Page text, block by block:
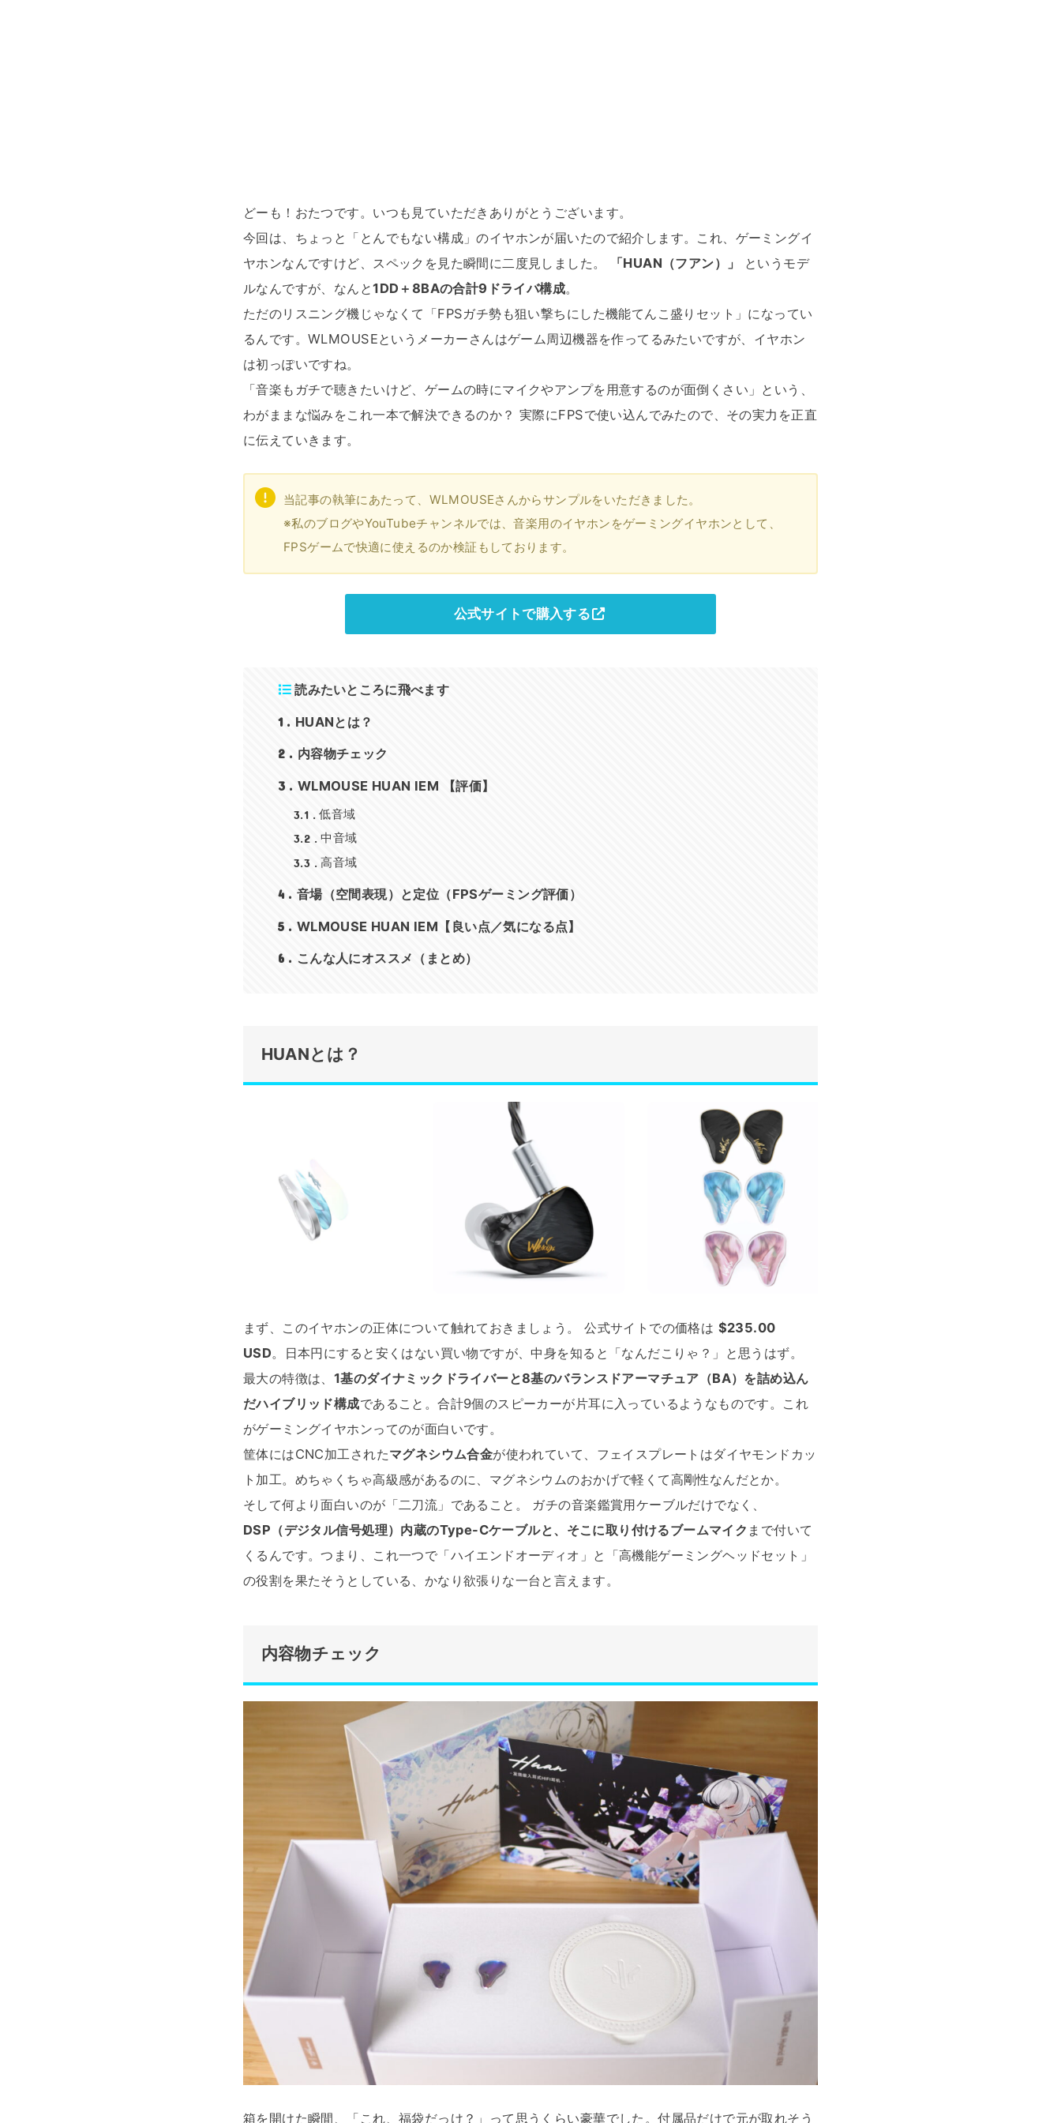
どーも！おたつです。いつも見ていただきありがとうございます。
今回は、ちょっと「とんでもない構成」のイヤホンが届いたので紹介します。これ、ゲーミングイ
ヤホンなんですけど、スペックを見た瞬間に二度見しました。
「HUAN（フアン）」
というモデ
ルなんですが、なんと1DD＋8BAの合計9ドライバ構成。
ただのリスニング機じゃなくて「FPSガチ勢も狙い撃ちにした機能てんこ盛りセット」になってい
るんです。WLMOUSEというメーカーさんはゲーム周辺機器を作ってるみたいですが、イヤホン
は初っぽいですね。
「音楽もガチで聴きたいけど、ゲームの時にマイクやアンプを用意するのが面倒くさい」という、
わがままな悩みをこれ一本で解決できるのか？ 実際にFPSで使い込んでみたので、その実力を正直
に伝えていきます。
当記事の執筆にあたって、WLMOUSEさんからサンプルをいただきました。
※私のブログやYouTubeチャンネルでは、音楽用のイヤホンをゲーミングイヤホンとして、
FPSゲームで快適に使えるのか検証もしております。
公式サイトで購入する
読みたいところに飛べます
1 HUANとは？
2 内容物チェック
3 WLMOUSE HUAN IEM 【評価】
3.1
低音域
3.2
中音域
3.3
高音域
4 音場（空間表現）と定位（FPSゲーミング評価）
5 WLMOUSE HUAN IEM【良い点／気になる点】
6 こんな人にオススメ（まとめ）
HUANとは？
まず、このイヤホンの正体について触れておきましょう。 公式サイトでの価格は $235.00
USD。日本円にすると安くはない買い物ですが、中身を知ると「なんだこりゃ？」と思うはず。
最大の特徴は、 1基のダイナミックドライバーと8基のバランスドアーマチュア（BA）を詰め込ん
だハイブリッド構成であること。合計9個のスピーカーが片耳に入っているようなものです。これ
がゲーミングイヤホンってのが面白いです。
筐体にはCNC加工されたマグネシウム合金が使われていて、フェイスプレートはダイヤモンドカッ
ト加工。めちゃくちゃ高級感があるのに、マグネシウムのおかげで軽くて高剛性なんだとか。
そして何より面白いのが「二刀流」であること。 ガチの音楽鑑賞用ケーブルだけでなく、
DSP（デジタル信号処理）内蔵のType-Cケーブルと、そこに取り付けるブームマイク まで付いて
くるんです。つまり、これ一つで「ハイエンドオーディオ」と「高機能ゲーミングヘッドセット」
の役割を果たそうとしている、かなり欲張りな一台と言えます。
内容物チェック
箱を開けた瞬間、「これ、福袋だっけ？」って思うくらい豪華でした。付属品だけで元が取れそう